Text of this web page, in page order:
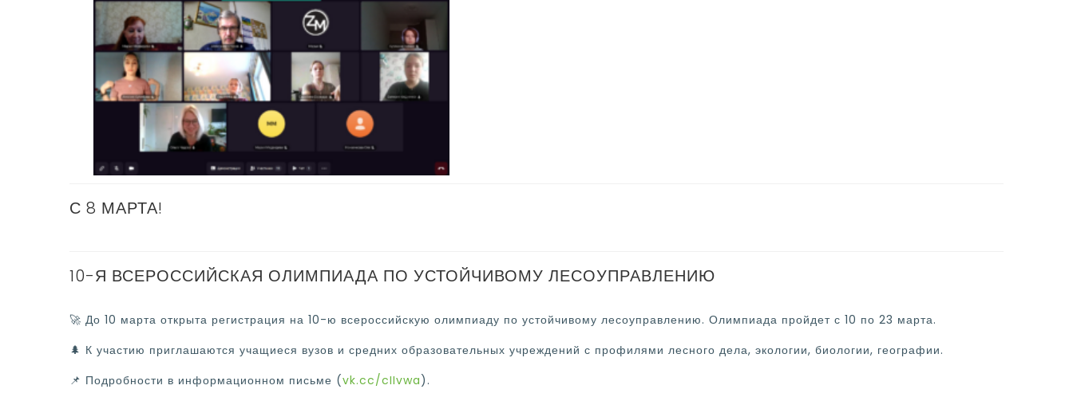
С 8 МАРТА!
10-Я ВСЕРОССИЙСКАЯ ОЛИМПИАДА ПО УСТОЙЧИВОМУ ЛЕСОУПРАВЛЕНИЮ
🚀 До 10 марта открыта регистрация на 10-ю всероссийскую олимпиаду по устойчивому лесоуправлению. Олимпиада пройдет с 10 по 23 марта.
🌲 К участию приглашаются учащиеся вузов и средних образовательных учреждений с профилями лесного дела, экологии, биологии, географии.
📌 Подробности в информационном письме (vk.cc/cIIvwa).